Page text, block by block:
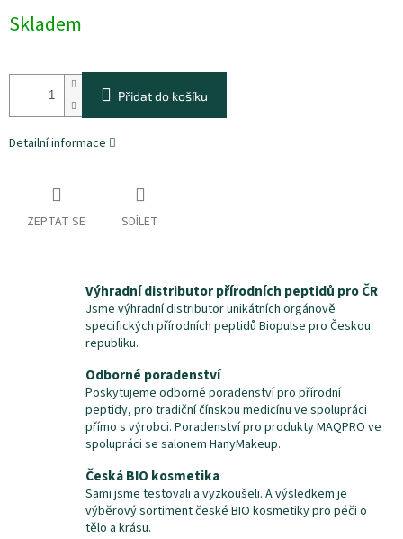
cena:
Skladem
Přidat do košíku
Detailní informace
ZEPTAT SE SDÍLET
Výhradní distributor přírodních peptidů pro ČR
Jsme výhradní distributor unikátních orgánově
specifických přírodních peptidů Biopulse pro Českou
republiku.
Odborné poradenství
Poskytujeme odborné poradenství pro přírodní
peptidy, pro tradiční čínskou medicínu ve spolupráci
přímo s výrobci. Poradenství pro produkty MAQPRO ve
spolupráci se salonem HanyMakeup.
Česká BIO kosmetika
Sami jsme testovali a vyzkoušeli. A výsledkem je
výběrový sortiment české BIO kosmetiky pro péči o
tělo a krásu.